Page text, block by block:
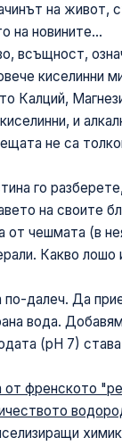
на живот,
на новините...
всъщност,
киселинни
Калций,
и
не са
го
на своите
от чешмата (в
Какво
далеч. Да
вода.
(рН 7)
френското